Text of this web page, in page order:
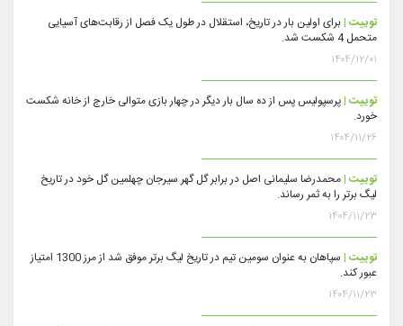
توییت |برای اولین بار در تاریخ، استقلال در طول یک فصل از رقابت‌های آسیایی
متحمل 4 شکست شد.
۱۴۰۴/۱۲/۰۱
توییت |پرسپولیس پس از ده سال بار دیگر در چهار بازی متوالی خارج از خانه شکست
خورد.
۱۴۰۴/۱۱/۲۶
توییت |محمدرضا سلیمانی اصل در برابر گل گهر سیرجان چهلمین گل خود در تاریخ
لیگ برتر را به ثمر رساند.
۱۴۰۴/۱۱/۲۳
توییت |
سپاهان به عنوان سومین تیم در تاریخ لیگ برتر موفق شد از مرز 1300 امتیاز
عبور کند.
۱۴۰۴/۱۱/۲۳